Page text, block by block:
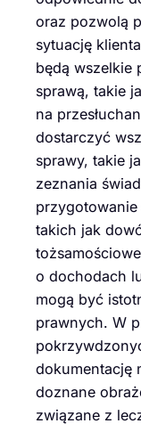
oraz pozwolą
sytuację
będą wszelkie
sprawą, takie
na
dostarczyć
sprawy, takie
zeznania
takich jak
o dochodach
mogą być
prawnych. W
dokumentację
doznane
związane z